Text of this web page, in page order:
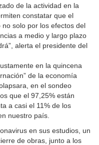
de la actividad en la
constatar que el
solo por los efectos del
a medio y largo plazo
alerta el presidente del
en la quincena
de la economía
en el sondeo
que el 97,25% están
a casi el 11% de los
nuestro país.
en sus estudios, un
de obras, junto a los